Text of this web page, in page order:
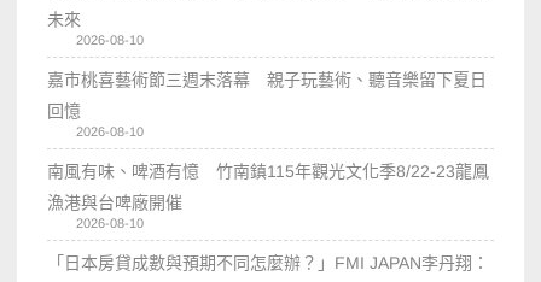
未來
2026-08-10
嘉市桃喜藝術節三週末落幕 親子玩藝術、聽音樂留下夏日
回憶
2026-08-10
南風有味、啤酒有憶 竹南鎮115年觀光文化季8/22-23龍鳳
漁港與台啤廠開催
2026-08-10
「日本房貸成數與預期不同怎麼辦？」FMI JAPAN李丹翔：